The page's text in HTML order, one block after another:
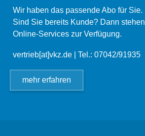
Wir haben das passende Abo für Sie.
Sind Sie bereits Kunde? Dann
Online-Services zur Verfügung.
vertrieb[at]vkz.de | Tel.: 07042/91935
mehr erfahren